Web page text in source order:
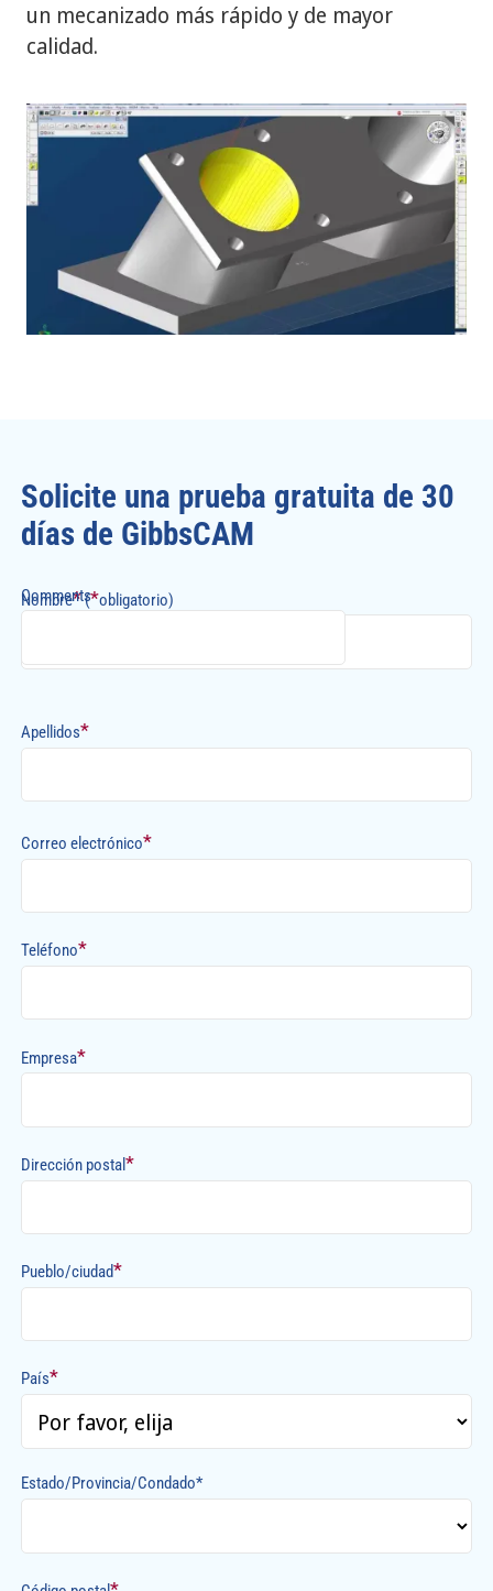
un mecanizado más rápido y de mayor
calidad.
Solicite una prueba gratuita de 30
días de GibbsCAM
Comments
Nombre*(*obligatorio)
Apellidos*
Correo electrónico*
Teléfono*
Empresa*
Dirección postal*
Pueblo/ciudad*
País*
Estado/Provincia/Condado*